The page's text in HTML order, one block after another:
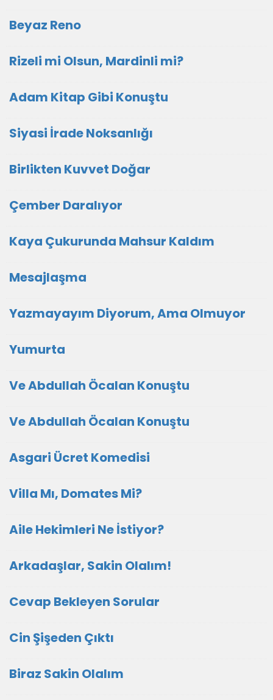
Beyaz Reno
Rizeli mi Olsun, Mardinli mi?
Adam Kitap Gibi Konuştu
Siyasi İrade Noksanlığı
Birlikten Kuvvet Doğar
Çember Daralıyor
Kaya Çukurunda Mahsur Kaldım
Mesajlaşma
Yazmayayım Diyorum, Ama Olmuyor
Yumurta
Ve Abdullah Öcalan Konuştu
Ve Abdullah Öcalan Konuştu
Asgari Ücret Komedisi
Villa Mı, Domates Mi?
Aile Hekimleri Ne İstiyor?
Arkadaşlar, Sakin Olalım!
Cevap Bekleyen Sorular
Cin Şişeden Çıktı
Biraz Sakin Olalım